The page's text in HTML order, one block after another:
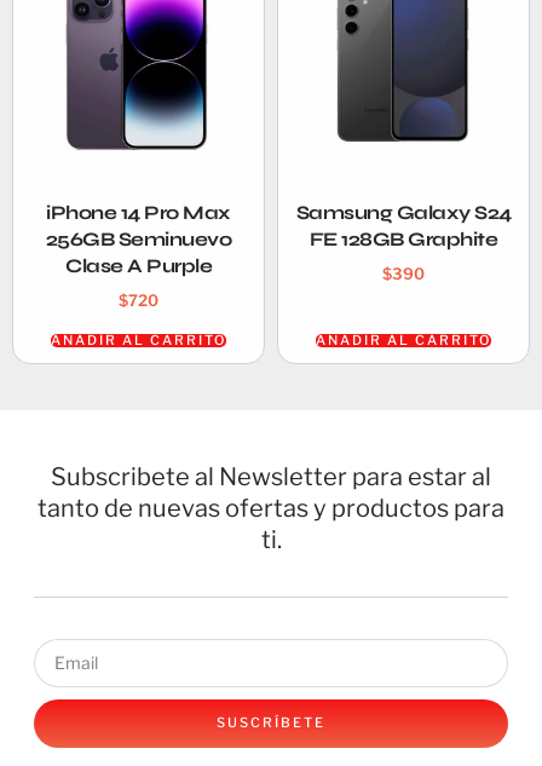
iPhone 14 Pro Max
256GB Seminuevo
Clase A Purple
$720
AÑADIR AL CARRITO
Samsung Galaxy S24
FE 128GB Graphite
$390
AÑADIR AL CARRITO
Subscribete al Newsletter para estar al
tanto de nuevas ofertas y productos para
ti.
SUSCRÍBETE